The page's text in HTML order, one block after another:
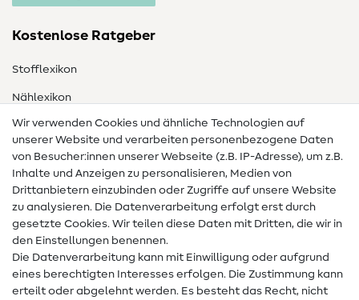
Kostenlose Ratgeber
Stofflexikon
Nählexikon
Nähanleitungen
Hilfe & Kontakt
Kontakt
Infos zum Betreiberwechsel
Widerrufsrecht
Wir verwenden Cookies und ähnliche Technologien auf
unserer Website und verarbeiten personenbezogene Daten
von Besucher:innen unserer Webseite (z.B. IP-Adresse), um z.B.
Inhalte und Anzeigen zu personalisieren, Medien von
Drittanbietern einzubinden oder Zugriffe auf unsere Website
zu analysieren. Die Datenverarbeitung erfolgt erst durch
gesetzte Cookies. Wir teilen diese Daten mit Dritten, die wir in
den Einstellungen benennen.
Die Datenverarbeitung kann mit Einwilligung oder aufgrund
eines berechtigten Interesses erfolgen. Die Zustimmung kann
erteilt oder abgelehnt werden. Es besteht das Recht, nicht